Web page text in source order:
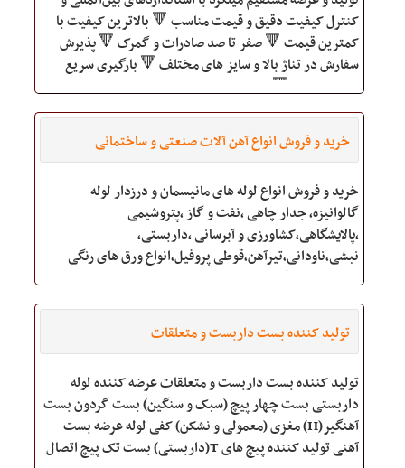
کنترل کیفیت دقیق و قیمت مناسب 🔻 بالاترین کیفیت با
کمترین قیمت 🔻 صفر تا صد صادرات و گمرک 🔻 پذیرش
سفارش در تناژ بالا و سایز های مختلف 🔻 بارگیری سریع
درب کارخانه 🔻 بدون خرج انبارداری
خرید و فروش انواع آهن آلات صنعتی و ساختمانی
خرید و فروش انواع لوله های مانیسمان و درزدار لوله
گالوانیزه، جدار چاهی ،نفت و گاز ،پتروشیمی
،پالایشگاهی،کشاورزی و آبرسانی ،داربستی،
نبشی،ناودانی،تیرآهن،قوطی پروفیل،انواع ورق های رنگی
،روغنی ،سیاه،گالوانیزه،ورق های آلیاژی
تولید کننده بست داربست و متعلقات
تولید کننده بست داربست و متعلقات عرضه کننده لوله
داربستی بست چهار پیچ (سبک و سنگین) بست گردون بست
آهنگیر(H) مغزی (معمولی و نشکن) کفی لوله عرضه بست
آهنی تولید کننده پیچ های T(داربستی) بست تک پیچ اتصال